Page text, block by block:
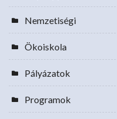
Nemzetiségi
Ökoiskola
Pályázatok
Programok